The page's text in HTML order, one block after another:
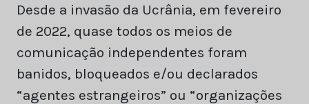
Desde a invasão da Ucrânia, em fevereiro
de 2022, quase todos os meios de
comunicação independentes foram
banidos, bloqueados e/ou declarados
“agentes estrangeiros” ou “organizações